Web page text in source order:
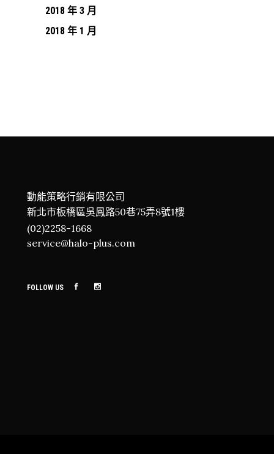
2018 年 3 月
2018 年 1 月
動能策略行銷有限公司
新北市板橋區吳鳳路50巷75弄8號1樓
(02)2258-1668
service@halo-plus.com
FOLLOW US